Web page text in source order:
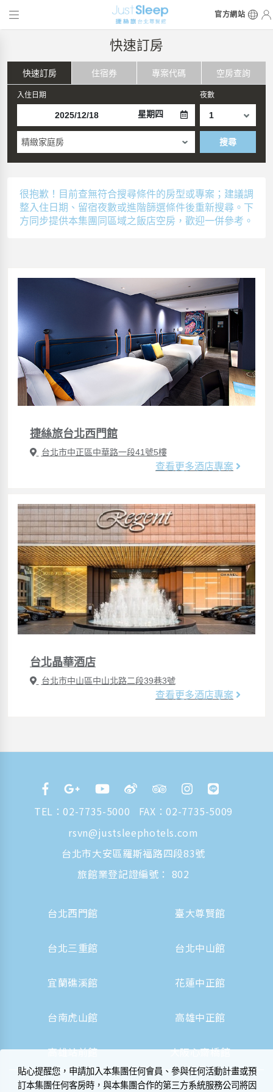
官方網站
快速訂房
快速訂房 住宿券 專案代碼 空房查詢
入住日期
星期四
夜數
精緻家庭房 搜尋
很抱歉！目前查無符合搜尋條件的房型或專案；建議調
整入住日期、留宿夜數或進階篩選條件後重新搜尋。下
方同步提供本集團同區域之飯店空房，歡迎一併參考。
捷絲旅台北西門館
台北市中正區中華路一段41號5樓
查看更多酒店專案
台北晶華酒店
台北市中山區中山北路二段39巷3號
查看更多酒店專案
TEL：02-7735-5000
FAX：02-7735-5009
rsvn@justsleephotels.com
台北市大安區羅斯福路四段83號
旅館業登記證編號： 802
台北西門館 臺大尊賢館
台北三重館 台北中山館
宜蘭礁溪館 花蓮中正館
台南虎山館 高雄中正館
高雄站前館 大阪心齋橋館
貼心提醒您，申請加入本集團任何會員、參與任何活動計畫或預
訂本集團任何客房時，與本集團合作的第三方系統服務公司將因